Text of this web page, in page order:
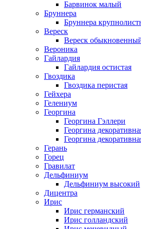
Барвинок малый
Бруннера
Бруннера
Вереск
Вереск
Вероника
Гайлардия
Гайлардия остистая
Гвоздика
Гвоздика перистая
Гейхера
Гелениум
Георгина
Георгина Гэллери
Георгина
Георгина
Герань
Горец
Гравилат
Дельфиниум
Дельфиниум высокий
Дицентра
Ирис
Ирис германский
Ирис голландский